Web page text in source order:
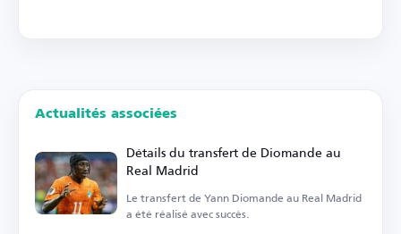
Actualités associées
Détails du transfert de Diomande au
Real Madrid
Le transfert de Yann Diomande au Real Madrid
a été réalisé avec succès.